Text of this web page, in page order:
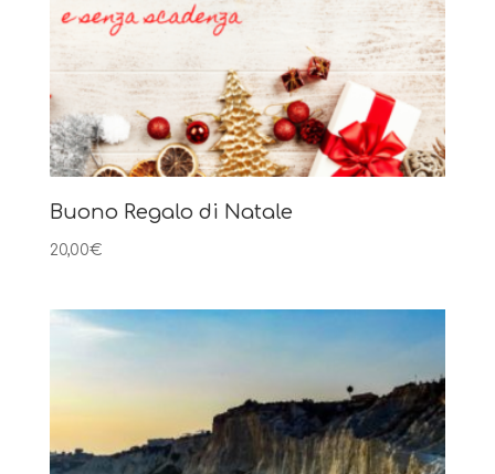
Buono Regalo di Natale
20,00€